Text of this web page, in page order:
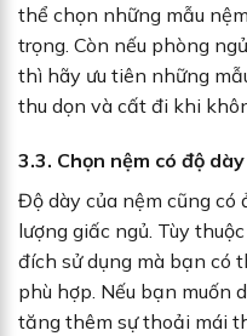
thể chọn những mẫu
trọng. Còn nếu phòng
thì hãy ưu tiên những
thu dọn và cất đi khi
3.3. Chọn nệm có độ
Độ dày của nệm cũng
lượng giấc ngủ. Tùy
đích sử dụng mà bạn có
phù hợp. Nếu bạn muốn
tăng thêm sự thoải mái